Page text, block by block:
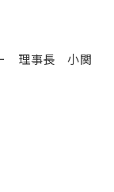
ー 理事長 小関